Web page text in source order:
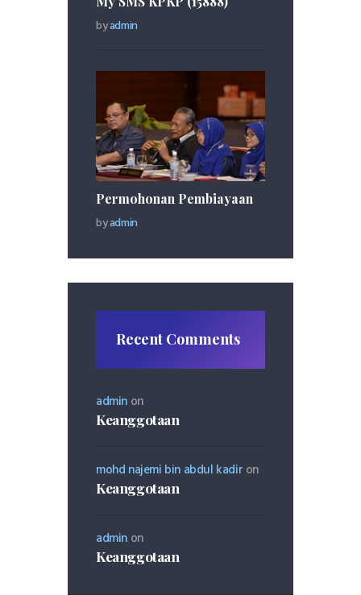
byadmin
Permohonan Pembiayaan
byadmin
Recent Comments
admin on
Keanggotaan
mohd najemi bin abdul kadir on
Keanggotaan
admin on
Keanggotaan